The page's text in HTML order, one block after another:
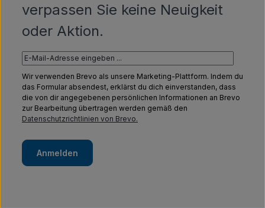
verpassen Sie keine Neuigkeit
oder Aktion.
Wir verwenden Brevo als unsere Marketing-Plattform. Indem du
das Formular absendest, erklärst du dich einverstanden, dass
die von dir angegebenen persönlichen Informationen an Brevo
zur Bearbeitung übertragen werden gemäß den
Datenschutzrichtlinien von Brevo.
Anmelden